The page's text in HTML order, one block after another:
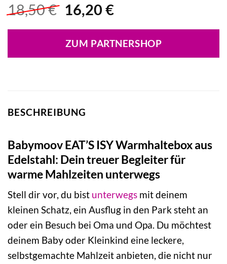
18,50€ Ursprünglicher
war:
18,50 €
16,20 €Aktueller
ist:
16,20 €.
ZUM PARTNERSHOP
BESCHREIBUNG
Babymoov EAT’S ISY Warmhaltebox aus
Edelstahl: Dein treuer Begleiter für
warme Mahlzeiten unterwegs
Stell dir vor, du bist unterwegs mit deinem
kleinen Schatz, ein Ausflug in den Park steht an
oder ein Besuch bei Oma und Opa. Du möchtest
deinem Baby oder Kleinkind eine leckere,
selbstgemachte Mahlzeit anbieten, die nicht nur